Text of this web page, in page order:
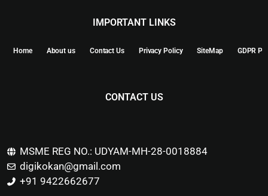
IMPORTANT LINKS
Home About us Contact Us Privacy Policy SiteMap GDPR
CONTACT US
MSME REG NO.: UDYAM-MH-28-0018884
digikokan@gmail.com
+91 9422662677